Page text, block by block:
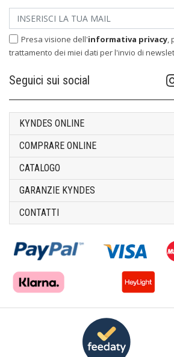
Presa visione dell'informativa privacy,
trattamento dei miei dati per l'invio di
Seguici sui social
KYNDES ONLINE
COMPRARE ONLINE
CATALOGO
GARANZIE KYNDES
CONTATTI